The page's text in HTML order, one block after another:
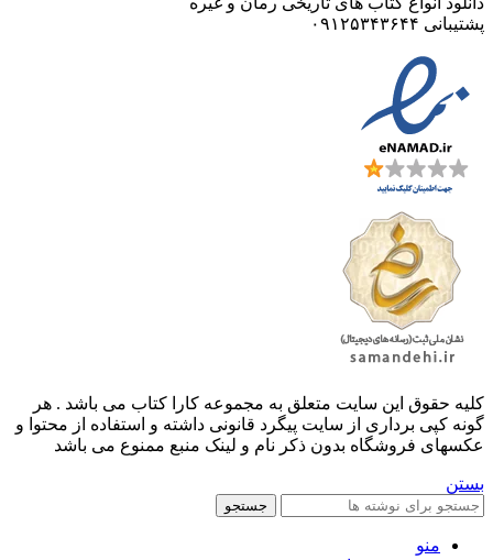
پشتیبانی ۰۹۱۲۵۳۴۳۶۴۴
کليه حقوق اين سايت متعلق به مجموعه کارا کتاب می باشد . هر
گونه کپی برداری از سایت پیگرد قانونی داشته و استفاده از محتوا و
عکسهای فروشگاه بدون ذکر نام و لینک منبع ممنوع می باشد
بستن
جستجو
منو